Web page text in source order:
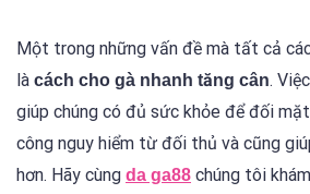
Một trong những vấn đề mà tất cả
là cách cho gà nhanh tăng cân.
giúp chúng có đủ sức khỏe để đối
công nguy hiểm từ đối thủ và cũng
hơn. Hãy cùng da ga88 chúng tôi